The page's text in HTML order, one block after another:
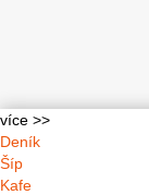
více >>
Deník
Šíp
Kafe